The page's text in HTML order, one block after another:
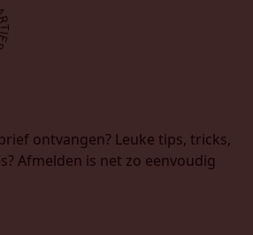
ontvangen? Leuke tips, tricks,
Afmelden is net zo eenvoudig